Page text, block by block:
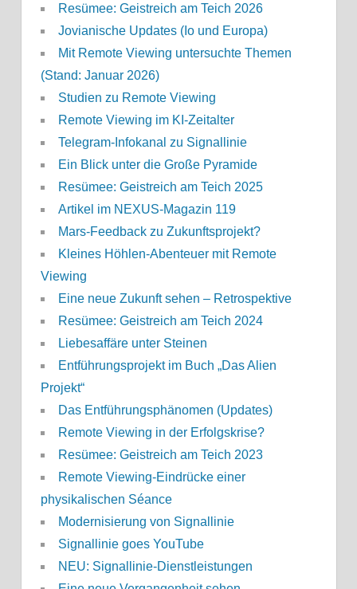
Resümee: Geistreich am Teich 2026
Jovianische Updates (Io und Europa)
Mit Remote Viewing untersuchte Themen
(Stand: Januar 2026)
Studien zu Remote Viewing
Remote Viewing im KI-Zeitalter
Telegram-Infokanal zu Signallinie
Ein Blick unter die Große Pyramide
Resümee: Geistreich am Teich 2025
Artikel im NEXUS-Magazin 119
Mars-Feedback zu Zukunftsprojekt?
Kleines Höhlen-Abenteuer mit Remote
Viewing
Eine neue Zukunft sehen – Retrospektive
Resümee: Geistreich am Teich 2024
Liebesaffäre unter Steinen
Entführungsprojekt im Buch „Das Alien
Projekt“
Das Entführungsphänomen (Updates)
Remote Viewing in der Erfolgskrise?
Resümee: Geistreich am Teich 2023
Remote Viewing-Eindrücke einer
physikalischen Séance
Modernisierung von Signallinie
Signallinie goes YouTube
NEU: Signallinie-Dienstleistungen